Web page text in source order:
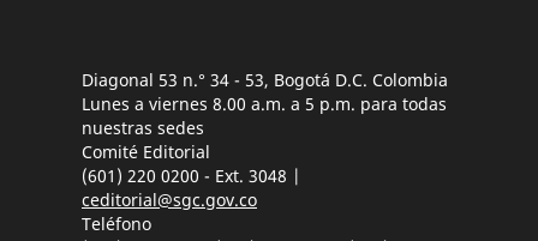
Diagonal 53 n.° 34 - 53, Bogotá D.C. Colombia
Lunes a viernes 8.00 a.m. a 5 p.m. para todas
nuestras sedes
Comité Editorial
(601) 220 0200 - Ext. 3048 |
ceditorial@sgc.gov.co
Teléfono